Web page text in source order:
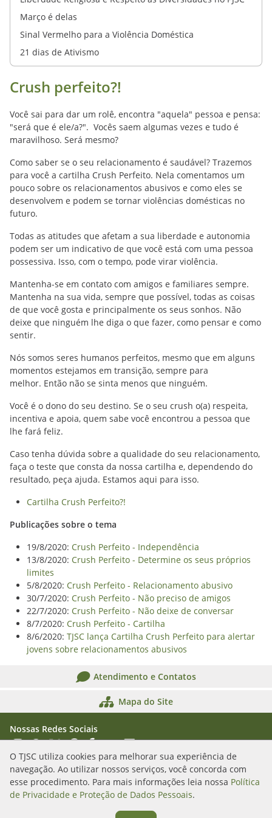
O TJSC utiliza cookies para melhorar sua experiência de
navegação. Ao utilizar nossos serviços, você concorda com
esse procedimento. Para mais informações leia nossa Política
de Privacidade e Proteção de Dados Pessoais.
Março é delas
Sinal Vermelho para a Violência Doméstica
21 dias de Ativismo
Crush perfeito?!
Você sai para dar um rolê, encontra "aquela" pessoa e pensa:
"será que é ele/a?". Vocês saem algumas vezes e tudo é
maravilhoso. Será mesmo?
Como saber se o seu relacionamento é saudável? Trazemos
para você a cartilha Crush Perfeito. Nela comentamos um
pouco sobre os relacionamentos abusivos e como eles se
desenvolvem e podem se tornar violências domésticas no
futuro.
Todas as atitudes que afetam a sua liberdade e autonomia
podem ser um indicativo de que você está com uma pessoa
possessiva. Isso, com o tempo, pode virar violência.
Mantenha-se em contato com amigos e familiares sempre.
Mantenha na sua vida, sempre que possível, todas as coisas
de que você gosta e principalmente os seus sonhos. Não
deixe que ninguém lhe diga o que fazer, como pensar e como
sentir.
Nós somos seres humanos perfeitos, mesmo que em alguns
momentos estejamos em transição, sempre para
melhor. Então não se sinta menos que ninguém.
Você é o dono do seu destino. Se o seu crush o(a) respeita,
incentiva e apoia, quem sabe você encontrou a pessoa que
lhe fará feliz.
Caso tenha dúvida sobre a qualidade do seu relacionamento,
faça o teste que consta da nossa cartilha e, dependendo do
resultado, peça ajuda. Estamos aqui para isso.
Cartilha Crush Perfeito?!
Publicações sobre o tema
19/8/2020: Crush Perfeito - Independência
13/8/2020: Crush Perfeito - Determine os seus próprios
limites
5/8/2020: Crush Perfeito - Relacionamento abusivo
30/7/2020: Crush Perfeito - Não preciso de amigos
22/7/2020: Crush Perfeito - Não deixe de conversar
8/7/2020: Crush Perfeito - Cartilha
8/6/2020: TJSC lança Cartilha Crush Perfeito para alertar
jovens sobre relacionamentos abusivos
Atendimento e Contatos
Mapa do Site
Nossas Redes Sociais
Acessar Instagram
Acessar WhatsApp
Acessar XAcessar Threads
Acessar Facebook
Acessar YouTube
Acessar Flickr
Acessar SoundCloud
Rua Álvaro Millen da Silveira, n. 208
Florianópolis/SC - CEP: 88020-901